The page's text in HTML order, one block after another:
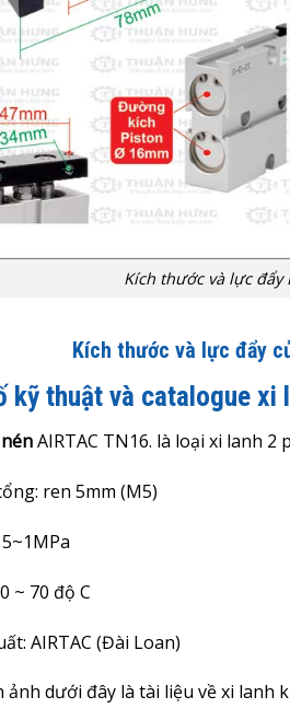
Kích thước và lực đẩy
Kích thước và lực đẩy
kỹ thuật và catalogue xi
AIRTAC TN16. là loại xi lanh
ren 5mm (M5)
~ 70 độ C
AIRTAC (Đài Loan)
dưới đây là tài liệu về xi lanh